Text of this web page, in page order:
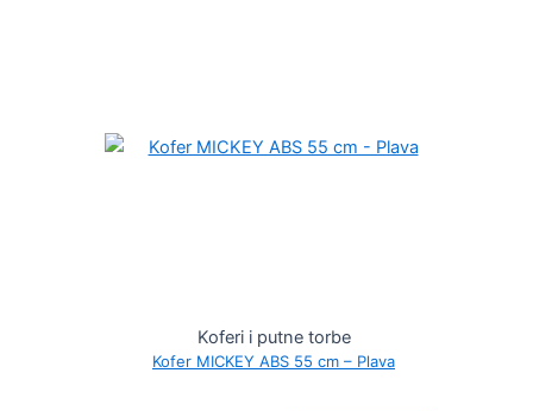
Koferi i putne torbe
Kofer MICKEY ABS 55 cm – Plava